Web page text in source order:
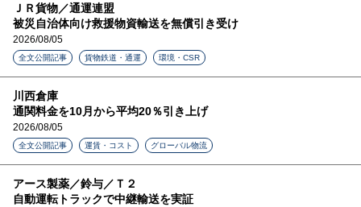
ＪＲ貨物／通運連盟
被災自治体向け救援物資輸送を無償引き受け
2026/08/05
全文公開記事 貨物鉄道・通運 環境・CSR
川西倉庫
通関料金を10月から平均20％引き上げ
2026/08/05
全文公開記事 運賃・コスト グローバル物流
アース製薬／鈴与／Ｔ２
自動運転トラックで中継輸送を実証